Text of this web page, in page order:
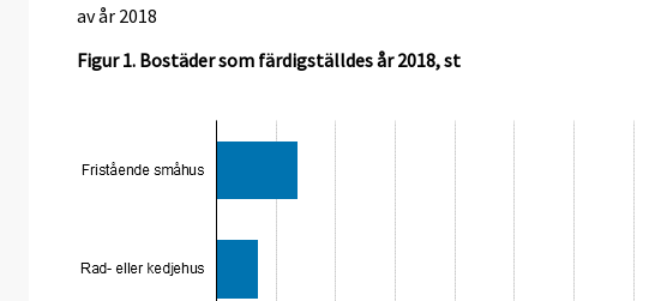
av år 2018
Figur 1. Bostäder som färdigställdes år 2018, st